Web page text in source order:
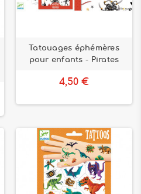
Tatouages éphémères
pour enfants - Pirates
4,50 €